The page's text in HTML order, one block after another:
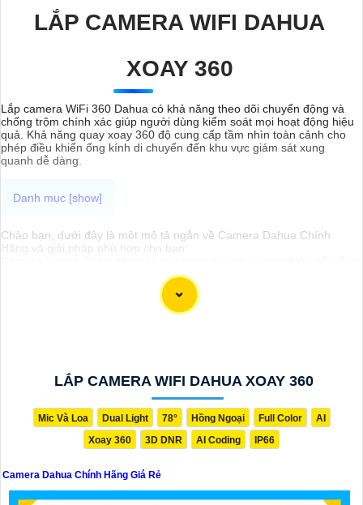
LẮP CAMERA WIFI DAHUA
XOAY 360
Lắp camera WiFi 360 Dahua có khả năng theo dõi chuyển động và
chống trộm chính xác giúp người dùng kiểm soát mọi hoạt động hiệu
quả. Khả năng quay xoay 360 độ cung cấp tầm nhìn toàn cảnh cho
phép điều khiển ống kính di chuyển đến khu vực giám sát xung
quanh dễ dàng.
Chào bạn, dưới đây là một mô tả ngắn về Camera Dahua Chính
Hãng và giải pháp phù hợp cho bạn:
và đáng tin cậy trong lĩnh vực camera an ninh. Được sản xuất với
công nghệ hiện đại, Camera Dahua cung cấp hình ảnh chất lượng
cao, độ phân giải sắc nét và tính năng thông minh như nhận dạng
khuôn mặt, lọc báo động giả và nhiều tính năng khác.
Để lựa chọn giải pháp phù hợp, quan trọng bạn cần xác định mục
tính năng cần có như ghi âm, xoay, zoom, cảnh báo... Với những yếu
tố này, bạn có thể tham khảo ý kiến của chuyên gia hoặc tư vấn viên
để chọn lựa được giải pháp tốt nhất cho nhu cầu của bạn.
Chúc bạn thành công trong việc tìm hiểu và lựa chọn Camera Dahua
thông tin hoặc hỗ trợ, hãy để lại câu hỏi để mình giúp bạn nhé!
LẮP CAMERA WIFI DAHUA XOAY 360
Mic Và Loa Dual Light 78° Hồng Ngoại Full Color
AI
Xoay 360
3D DNR AI Coding IP66
Camera Dahua Chính Hãng Giá Rẻ